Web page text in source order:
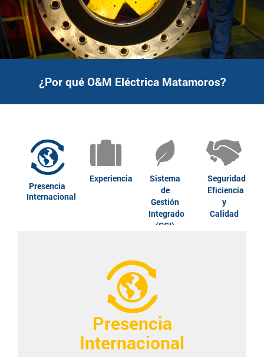
¿Por qué O&M Eléctrica Matamoros?
Presencia
Internacional
Experiencia
Sistema
de
Gestión
Integrado
(SGI)
Seguridad,
Eficiencia
y
Calidad
Presencia
Internacional